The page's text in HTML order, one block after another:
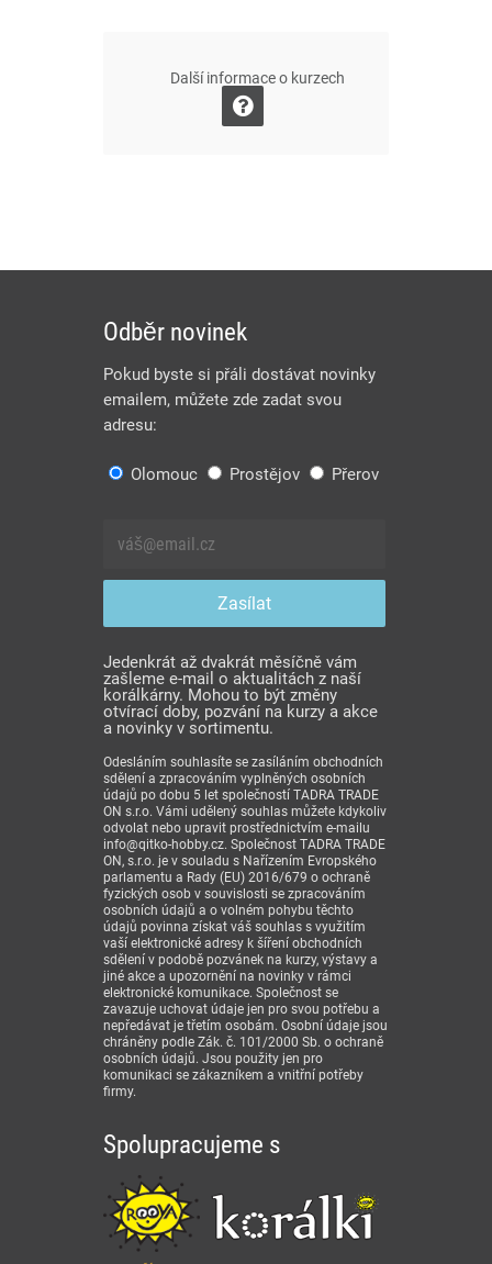
Další informace o kurzech
Odběr novinek
Pokud byste si přáli dostávat novinky
emailem, můžete zde zadat svou
adresu:
Olomouc Prostějov Přerov
Jedenkrát až dvakrát měsíčně vám
zašleme e-mail o aktualitách z naší
korálkárny. Mohou to být změny
otvírací doby, pozvání na kurzy a akce
a novinky v sortimentu.
Odesláním souhlasíte se zasíláním obchodních
sdělení a zpracováním vyplněných osobních
údajů po dobu 5 let společností TADRA TRADE
ON s.r.o. Vámi udělený souhlas můžete kdykoliv
odvolat nebo upravit prostřednictvím e-mailu
info@qitko-hobby.cz. Společnost TADRA TRADE
ON, s.r.o. je v souladu s Nařízením Evropského
parlamentu a Rady (EU) 2016/679 o ochraně
fyzických osob v souvislosti se zpracováním
osobních údajů a o volném pohybu těchto
údajů povinna získat váš souhlas s využitím
vaší elektronické adresy k šíření obchodních
sdělení v podobě pozvánek na kurzy, výstavy a
jiné akce a upozornění na novinky v rámci
elektronické komunikace. Společnost se
zavazuje uchovat údaje jen pro svou potřebu a
nepředávat je třetím osobám. Osobní údaje jsou
chráněny podle Zák. č. 101/2000 Sb. o ochraně
osobních údajů. Jsou použity jen pro
komunikaci se zákazníkem a vnitřní potřeby
firmy.
Spolupracujeme s